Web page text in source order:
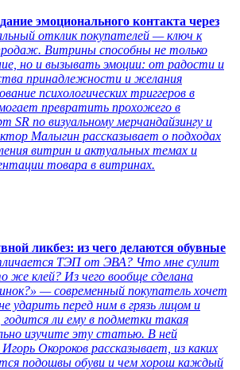
эмоционального контакта через
отклик покупателей — ключ к
Витрины способны не только
но и вызывать эмоции: от радости и
принадлежности и желания
психологических триггеров в
превратить прохожего в
SR по визуальному мерчандайзингу и
Малыгин рассказывает о подходах
витрин и актуальных темах и
товара в витринах.
ликбез: из чего делаются обувные
ТЭП от ЭВА? Что мне сулит
клей? Из чего вообще сделана
— современный покупатель хочет
ударить перед ним в грязь лицом и
ли ему в подметки такая
изучите эту статью. В ней
Окороков рассказывает, из каких
подошвы обуви и чем хорош каждый